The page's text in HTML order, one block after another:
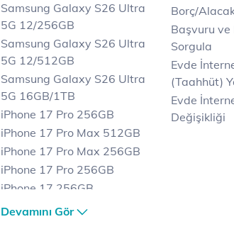
Samsung Galaxy S26 Ultra
5G 12/256GB
Samsung Galaxy S26 Ultra
5G 12/512GB
Samsung Galaxy S26 Ultra
5G 16GB/1TB
iPhone 17 Pro 256GB
iPhone 17 Pro Max 512GB
iPhone 17 Pro Max 256GB
iPhone 17 Pro 256GB
iPhone 17 256GB
iPhone 17 Air 256GB
Devamını Gör
Borç/
Başvuru ve
Sorgula
Evde
(Taahhüt)
Evde
Değişikliği